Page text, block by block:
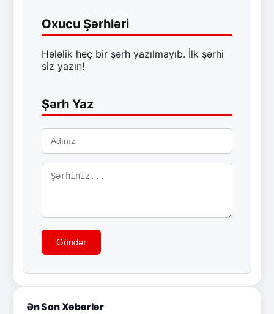
Oxucu Şərhləri
Hələlik heç bir şərh yazılmayıb. İlk şərhi
siz yazın!
Şərh Yaz
Göndər
Ən Son Xəbərlər